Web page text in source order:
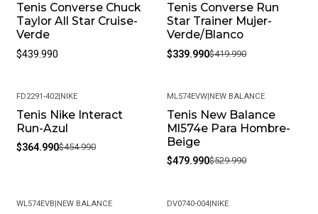
Tenis Converse Chuck
Taylor All Star Cruise-
Verde
$439.990
-19%
Tenis Converse Run
Star Trainer Mujer-
Verde/Blanco
$339.990$419.990
-20%
FD2291-402| NIKE
Tenis Nike Interact
Run-Azul
$364.990$454.990
-9%
ML574EVW NEW BALANCE
Tenis New Balance
Ml574e Para Hombre-
Beige
$479.990$529.990
WL574EVB NEW BALANCE DV0740-004 NIKE